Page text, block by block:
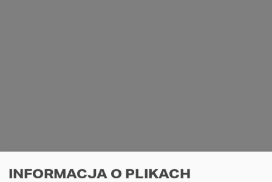
INFORMACJA O PLIKACH